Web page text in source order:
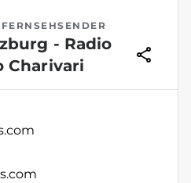
- Radio
Charivari